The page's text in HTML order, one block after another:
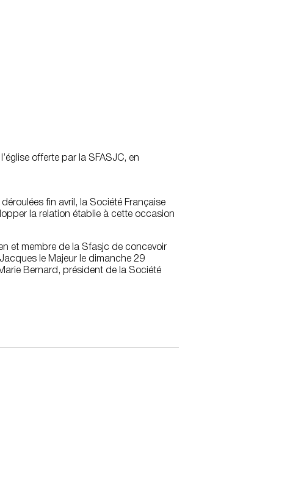
offerte par la SFASJC, en
fin avril, la Société Française
la relation établie à cette occasion
et membre de la Sfasjc de concevoir
le Majeur le dimanche 29
Bernard, président de la Société